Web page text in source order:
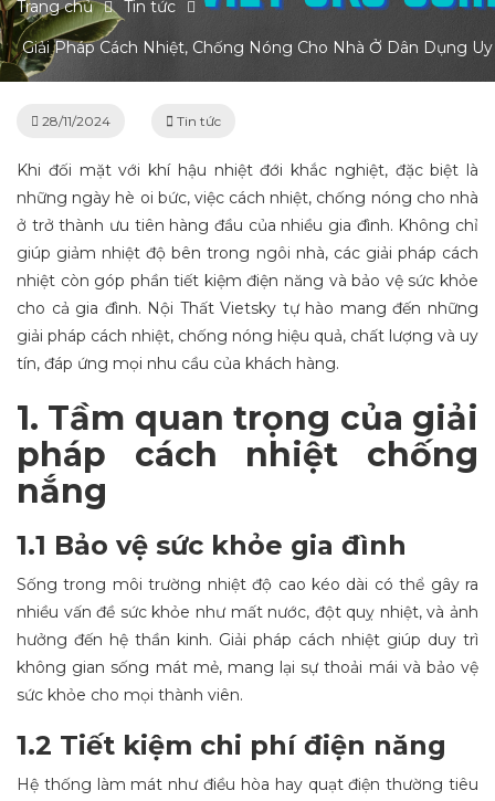
Trang chủ Tin tức
Giải Pháp Cách Nhiệt, Chống Nóng Cho Nhà Ở Dân Dụng
28/11/2024 Tin tức
Khi đối mặt với khí hậu nhiệt đới khắc nghiệt, đặc biệt là
những ngày hè oi bức, việc cách nhiệt, chống nóng cho nhà
ở trở thành ưu tiên hàng đầu của nhiều gia đình. Không chỉ
giúp giảm nhiệt độ bên trong ngôi nhà, các giải pháp cách
nhiệt còn góp phần tiết kiệm điện năng và bảo vệ sức khỏe
cho cả gia đình. Nội Thất Vietsky tự hào mang đến những
giải pháp cách nhiệt, chống nóng hiệu quả, chất lượng và uy
tín, đáp ứng mọi nhu cầu của khách hàng.
1. Tầm quan trọng của giải
pháp cách nhiệt chống
nắng
1.1 Bảo vệ sức khỏe gia đình
Sống trong môi trường nhiệt độ cao kéo dài có thể gây ra
nhiều vấn đề sức khỏe như mất nước, đột quỵ nhiệt, và ảnh
hưởng đến hệ thần kinh. Giải pháp cách nhiệt giúp duy trì
không gian sống mát mẻ, mang lại sự thoải mái và bảo vệ
sức khỏe cho mọi thành viên.
1.2 Tiết kiệm chi phí điện năng
Hệ thống làm mát như điều hòa hay quạt điện thường tiêu